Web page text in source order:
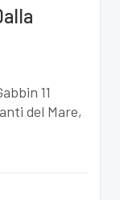
11
del Mare,